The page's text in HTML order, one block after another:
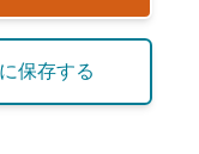
保存する